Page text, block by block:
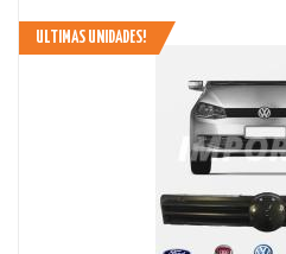
ULTIMAS UNIDADES!